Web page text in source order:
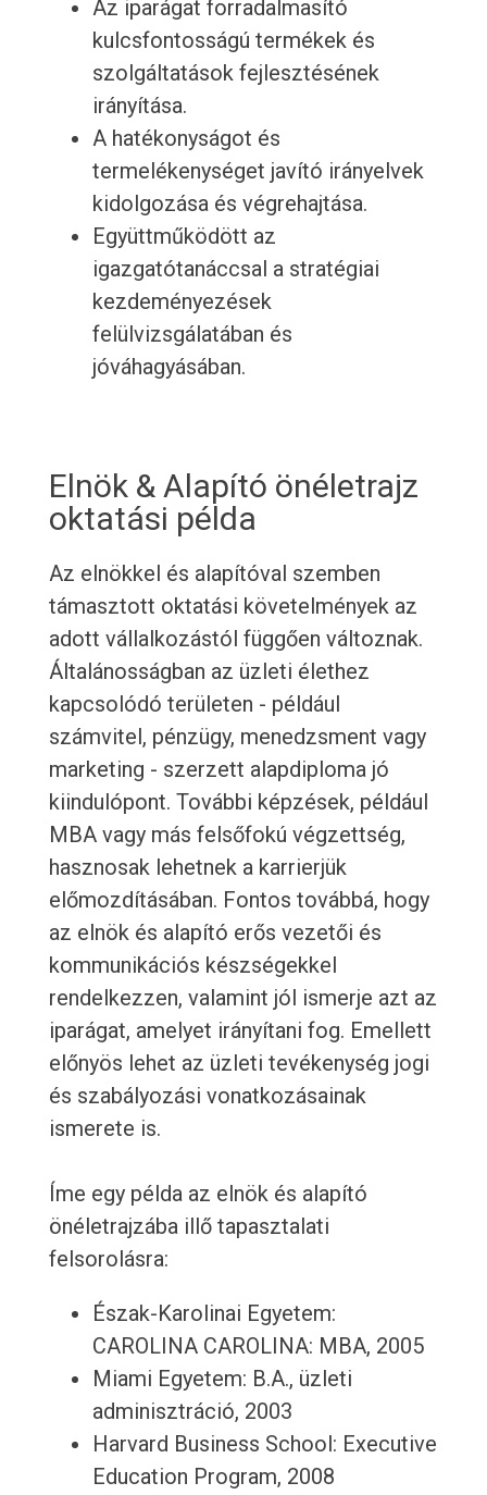
Az iparágat forradalmasító
kulcsfontosságú termékek és
szolgáltatások fejlesztésének
irányítása.
A hatékonyságot és
termelékenységet javító irányelvek
kidolgozása és végrehajtása.
Együttműködött az
igazgatótanáccsal a stratégiai
kezdeményezések
felülvizsgálatában és
jóváhagyásában.
Elnök & Alapító önéletrajz
oktatási példa
Az elnökkel és alapítóval szemben
támasztott oktatási követelmények az
adott vállalkozástól függően változnak.
Általánosságban az üzleti élethez
kapcsolódó területen - például
számvitel, pénzügy, menedzsment vagy
marketing - szerzett alapdiploma jó
kiindulópont. További képzések, például
MBA vagy más felsőfokú végzettség,
hasznosak lehetnek a karrierjük
előmozdításában. Fontos továbbá, hogy
az elnök és alapító erős vezetői és
kommunikációs készségekkel
rendelkezzen, valamint jól ismerje azt az
iparágat, amelyet irányítani fog. Emellett
előnyös lehet az üzleti tevékenység jogi
és szabályozási vonatkozásainak
ismerete is.
Íme egy példa az elnök és alapító
önéletrajzába illő tapasztalati
felsorolásra:
Észak-Karolinai Egyetem:
CAROLINA CAROLINA: MBA, 2005
Miami Egyetem: B.A., üzleti
adminisztráció, 2003
Harvard Business School: Executive
Education Program, 2008